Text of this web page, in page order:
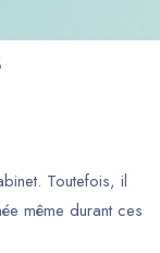
Toutefois, il
même durant ces